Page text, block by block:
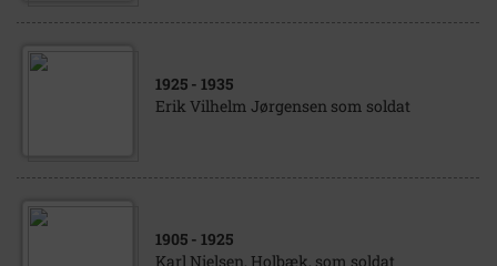
1925 - 1935
Erik Vilhelm Jørgensen som soldat
1905 - 1925
Karl Nielsen, Holbæk, som soldat